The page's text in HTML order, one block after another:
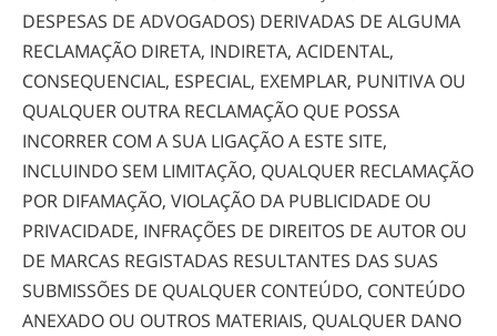
DESPESAS DE ADVOGADOS) DERIVADAS DE ALGUMA
RECLAMAÇÃO DIRETA, INDIRETA, ACIDENTAL,
CONSEQUENCIAL, ESPECIAL, EXEMPLAR, PUNITIVA OU
QUALQUER OUTRA RECLAMAÇÃO QUE POSSA
INCORRER COM A SUA LIGAÇÃO A ESTE SITE,
INCLUINDO SEM LIMITAÇÃO, QUALQUER RECLAMAÇÃO
POR DIFAMAÇÃO, VIOLAÇÃO DA PUBLICIDADE OU
PRIVACIDADE, INFRAÇÕES DE DIREITOS DE AUTOR OU
DE MARCAS REGISTADAS RESULTANTES DAS SUAS
SUBMISSÕES DE QUALQUER CONTEÚDO, CONTEÚDO
ANEXADO OU OUTROS MATERIAIS, QUALQUER DANO